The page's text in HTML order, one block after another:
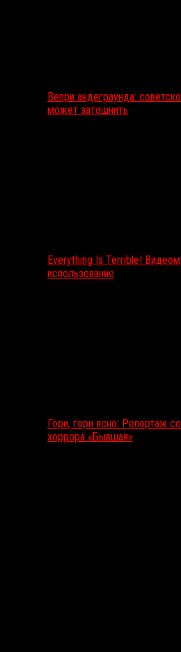
Вепри андеграунда:
может затошнить
Everything Is Terrible!
использование
Гори, гори ясно: Репортаж
хоррора «Бывшая»